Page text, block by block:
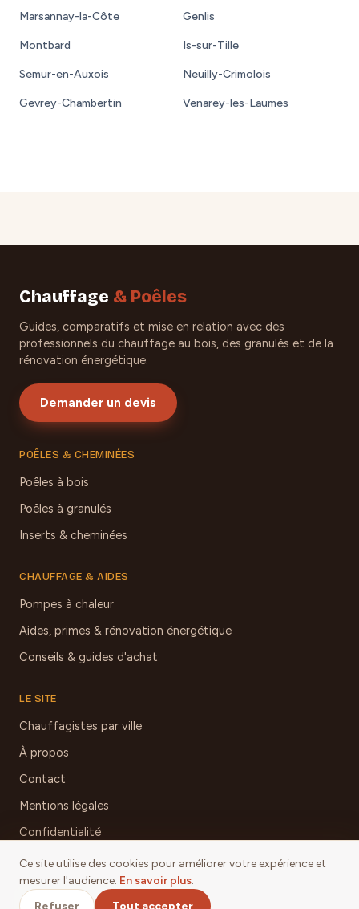
Marsannay-la-Côte Genlis
Montbard Is-sur-Tille
Semur-en-Auxois Neuilly-Crimolois
Gevrey-Chambertin Venarey-les-Laumes
Chauffage & Poêles
Guides, comparatifs et mise en relation avec des
professionnels du chauffage au bois, des granulés et de la
rénovation énergétique.
Demander un devis
POÊLES & CHEMINÉES
Poêles à bois
Poêles à granulés
Inserts & cheminées
CHAUFFAGE & AIDES
Pompes à chaleur
Aides, primes & rénovation énergétique
Conseils & guides d'achat
LE SITE
Chauffagistes par ville
À propos
Contact
Mentions légales
Confidentialité
© 2026 Chauffage & Poêles Aveyron
Ce site utilise des cookies pour améliorer votre expérience et
mesurer l'audience. En savoir plus.
Refuser
Tout accepter